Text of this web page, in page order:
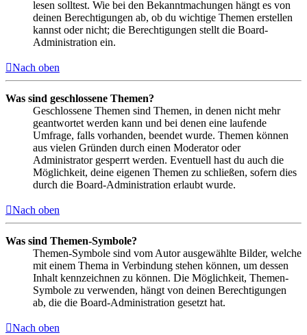
lesen solltest. Wie bei den Bekanntmachungen hängt es von
deinen Berechtigungen ab, ob du wichtige Themen erstellen
kannst oder nicht; die Berechtigungen stellt die Board-
Administration ein.
Nach oben
Was sind geschlossene Themen?
Geschlossene Themen sind Themen, in denen nicht mehr
geantwortet werden kann und bei denen eine laufende
Umfrage, falls vorhanden, beendet wurde. Themen können
aus vielen Gründen durch einen Moderator oder
Administrator gesperrt werden. Eventuell hast du auch die
Möglichkeit, deine eigenen Themen zu schließen, sofern dies
durch die Board-Administration erlaubt wurde.
Nach oben
Was sind Themen-Symbole?
Themen-Symbole sind vom Autor ausgewählte Bilder, welche
mit einem Thema in Verbindung stehen können, um dessen
Inhalt kennzeichnen zu können. Die Möglichkeit, Themen-
Symbole zu verwenden, hängt von deinen Berechtigungen
ab, die die Board-Administration gesetzt hat.
Nach oben